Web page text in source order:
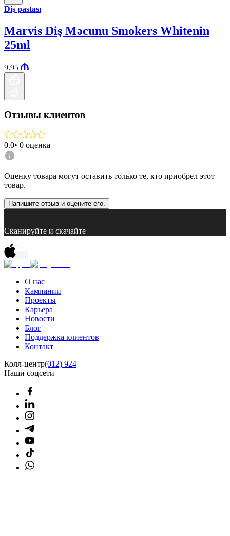
Diş pastası
Marvis Diş Məcunu Smokers Whitenin
25ml
9.95
Отзывы клиентов
0.0• 0 оценка
Оценку товара могут оставить только те, кто приобрел этот
товар.
Напишите отзыв и оцените его.
Сканируйте и скачайте
О нас
Кампании
Проекты
Карьера
Новости
Блог
Поддержка клиентов
Контакт
Колл-центр(012) 924
Наши соцсети